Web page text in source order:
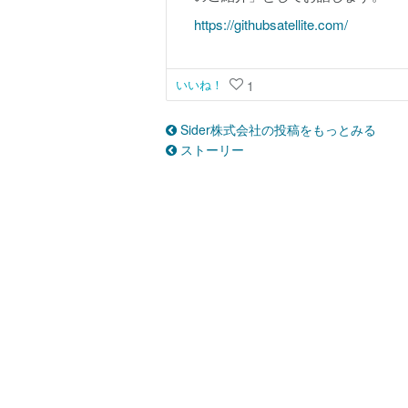
https://githubsatellite.com/
いいね！ 1
Sider株式会社の投稿をもっとみる
ストーリー